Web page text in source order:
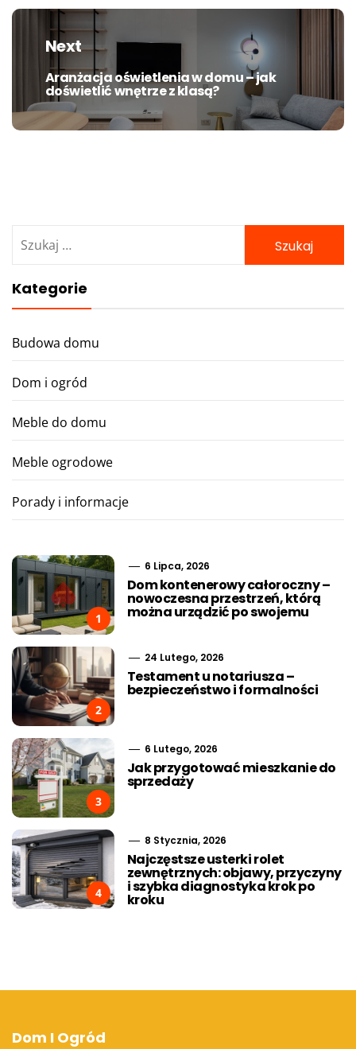
Next
Next
post:
Aranżacja oświetlenia w domu – jak
doświetlić wnętrze z klasą?
Kategorie
Budowa domu
Dom i ogród
Meble do domu
Meble ogrodowe
Porady i informacje
1
6 Lipca, 2026
Dom kontenerowy całoroczny –
nowoczesna przestrzeń, którą
można urządzić po swojemu
2
24 Lutego, 2026
Testament u notariusza –
bezpieczeństwo i formalności
3
6 Lutego, 2026
Jak przygotować mieszkanie do
sprzedaży
4
8 Stycznia, 2026
Najczęstsze usterki rolet
zewnętrznych: objawy, przyczyny
i szybka diagnostyka krok po
kroku
Dom I Ogród